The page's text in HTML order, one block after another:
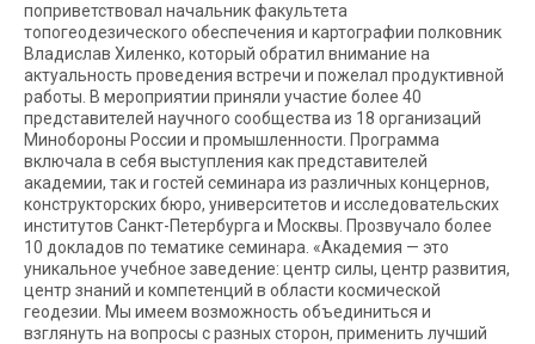
поприветствовал начальник факультета
топогеодезического обеспечения и картографии полковник
Владислав Хиленко, который обратил внимание на
актуальность проведения встречи и пожелал продуктивной
работы. В мероприятии приняли участие более 40
представителей научного сообщества из 18 организаций
Минобороны России и промышленности. Программа
включала в себя выступления как представителей
академии, так и гостей семинара из различных концернов,
конструкторских бюро, университетов и исследовательских
институтов Санкт-Петербурга и Москвы. Прозвучало более
10 докладов по тематике семинара. «Академия — это
уникальное учебное заведение: центр силы, центр развития,
центр знаний и компетенций в области космической
геодезии. Мы имеем возможность объединиться и
взглянуть на вопросы с разных сторон, применить лучший